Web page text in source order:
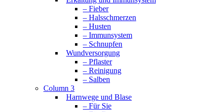
– Fieber
– Halsschmerzen
– Husten
– Immunsystem
– Schnupfen
Wundversorgung
– Pflaster
– Reinigung
– Salben
Column 3
Harnwege und Blase
– Für Sie